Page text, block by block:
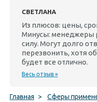
СВЕТЛАНА
Из плюсов: цены,
Минусы: менеджеры
силу. Могут долго
перезвонить, хотя
будет все отлично.
Весь отзыв »
Главная > Сферы